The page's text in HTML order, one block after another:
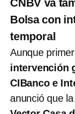
CNBV va
Bolsa con
temporal
Aunque
intervención
CIBanco e
anunció que